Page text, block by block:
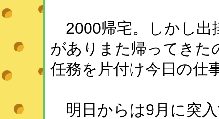
2000帰宅。しかし出
がありまた帰ってきた
任務を片付け今日の仕
明日からは9月に突